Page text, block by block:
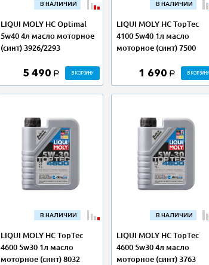
В НАЛИЧИИ
LIQUI MOLY НС Optimal
5w40 4л масло моторное
(синт) 3926/2293
5 490 a В КОРЗИНУ
В НАЛИЧИИ
LIQUI MOLY НС TopTec
4100 5w40 1л масло
моторное (синт) 7500
1 690 a В КОРЗИНУ
В НАЛИЧИИ
LIQUI MOLY НС TopTec
4600 5w30 1л масло
моторное (синт) 8032
В НАЛИЧИИ
LIQUI MOLY НС TopTec
4600 5w30 4л масло
моторное (синт) 3763